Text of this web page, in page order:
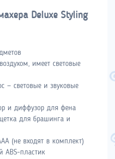
Deluxe Styling
имеет световые
— световые и звуковые
и диффузор для фена
для брашинга и
(не входят в комплект)
ABS-пластик